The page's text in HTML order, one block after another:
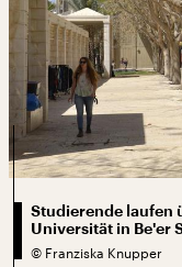
Studierende laufen
Universität in Be'er
© Franziska Knupper